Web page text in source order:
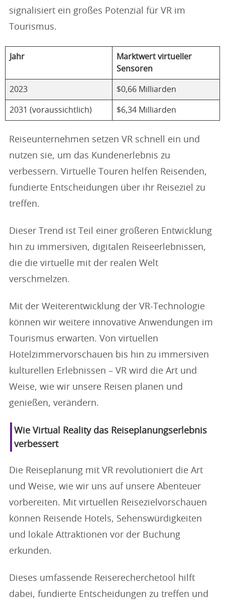
signalisiert ein großes Potenzial für VR im
Tourismus.
Jahr
Marktwert virtueller
Sensoren
2023 $0,66 Milliarden
2031 (voraussichtlich) $6,34 Milliarden
Reiseunternehmen setzen VR schnell ein und
nutzen sie, um das Kundenerlebnis zu
verbessern. Virtuelle Touren helfen Reisenden,
fundierte Entscheidungen über ihr Reiseziel zu
treffen.
Dieser Trend ist Teil einer größeren Entwicklung
hin zu immersiven, digitalen Reiseerlebnissen,
die die virtuelle mit der realen Welt
verschmelzen.
Mit der Weiterentwicklung der VR-Technologie
können wir weitere innovative Anwendungen im
Tourismus erwarten. Von virtuellen
Hotelzimmervorschauen bis hin zu immersiven
kulturellen Erlebnissen – VR wird die Art und
Weise, wie wir unsere Reisen planen und
genießen, verändern.
Wie Virtual Reality das Reiseplanungserlebnis
verbessert
Die Reiseplanung mit VR revolutioniert die Art
und Weise, wie wir uns auf unsere Abenteuer
vorbereiten. Mit virtuellen Reisezielvorschauen
können Reisende Hotels, Sehenswürdigkeiten
und lokale Attraktionen vor der Buchung
erkunden.
Dieses umfassende Reiserecherchetool hilft
dabei, fundierte Entscheidungen zu treffen und